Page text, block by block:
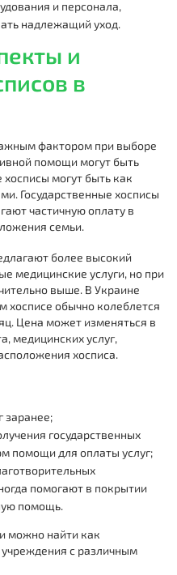
и персонала,
надлежащий уход.
и
в
фактором при выборе
помощи могут быть
могут быть как
Государственные хосписы
частичную оплату в
семьи.
более высокий
медицинские услуги, но при
выше. В Украине
хосписе обычно колеблется
Цена может изменяться в
медицинских услуг,
хосписа.
заранее;
государственных
помощи для оплаты услуг;
помогают в покрытии
помощь.
можно найти как
учреждения с различным